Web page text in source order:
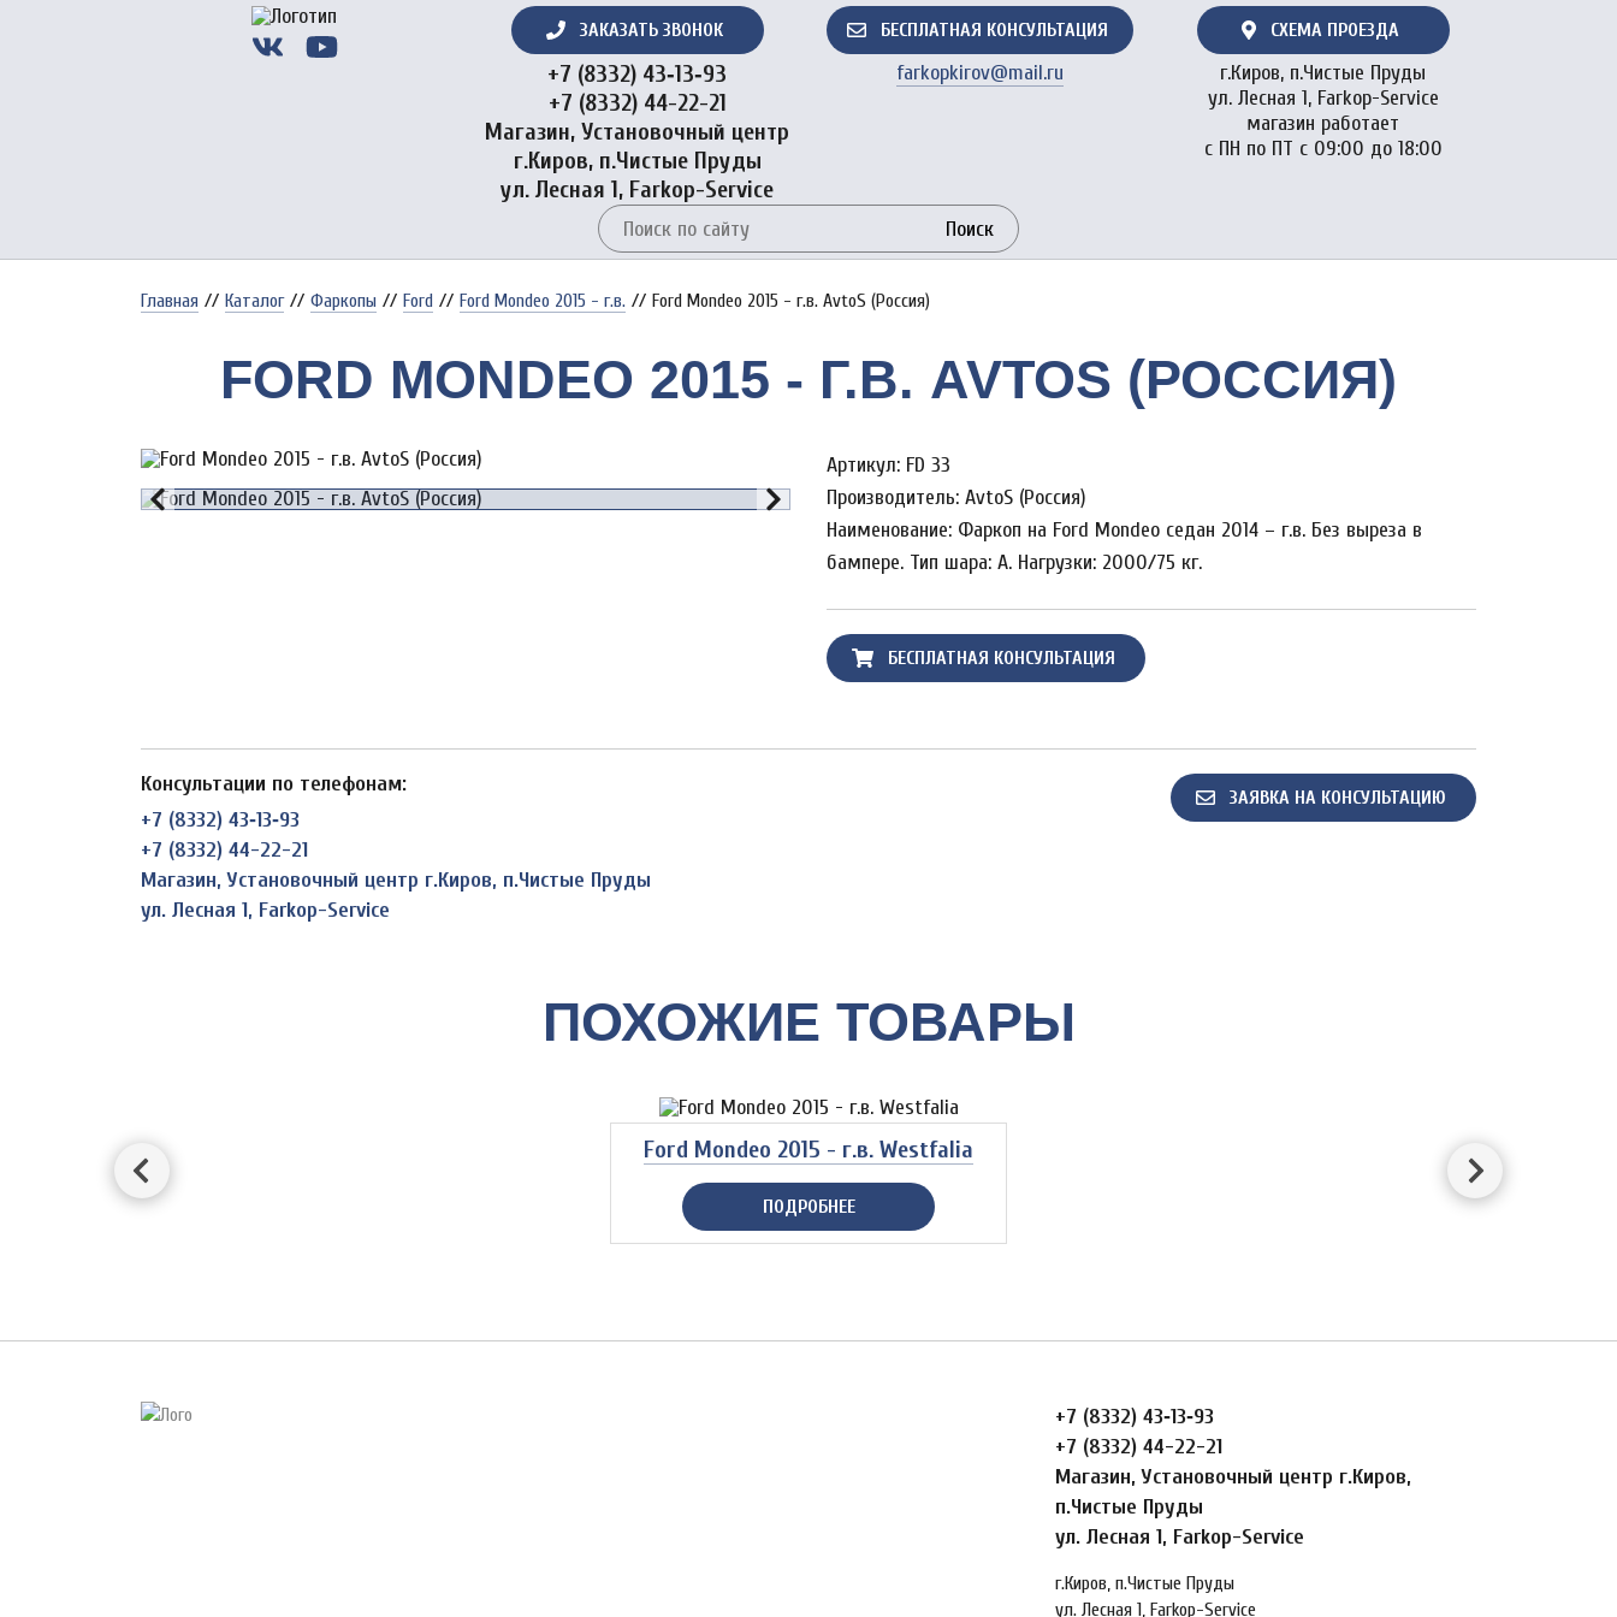
ЗАКАЗАТЬ ЗВОНОК
+7 (8332) 43‑13‑93
+7 (8332) 44-22-21
Магазин, Установочный центр
г.Киров, п.Чистые Пруды
ул. Лесная 1, Farkop-Service
БЕСПЛАТНАЯ КОНСУЛЬТАЦИЯ
farkopkirov@mail.ru
СХЕМА ПРОЕЗДА
г.Киров, п.Чистые Пруды
ул. Лесная 1, Farkop-Service
магазин работает
с ПН по ПТ с 09:00 до 18:00
Поиск
Главная // Каталог // Фаркопы // Ford // Ford Mondeo 2015 - г.в. // Ford Mondeo 2015 - г.в. AvtoS (Россия)
FORD MONDEO 2015 - Г.В. AVTOS (РОССИЯ)
Артикул: FD 33
Производитель: AvtoS (Россия)
Наименование: Фаркоп на Ford Mondeo седан 2014 – г.в. Без выреза в
бампере. Тип шара: A. Нагрузки: 2000/75 кг.
БЕСПЛАТНАЯ КОНСУЛЬТАЦИЯ
Консультации по телефонам:
+7 (8332) 43‑13‑93
+7 (8332) 44-22-21
Магазин, Установочный центр г.Киров, п.Чистые Пруды
ул. Лесная 1, Farkop-Service
ЗАЯВКА НА КОНСУЛЬТАЦИЮ
ПОХОЖИЕ ТОВАРЫ
Ford Mondeo 2015 - г.в. Westfalia
ПОДРОБНЕЕ
+7 (8332) 43‑13‑93
+7 (8332) 44-22-21
Магазин, Установочный центр г.Киров,
п.Чистые Пруды
ул. Лесная 1, Farkop-Service
г.Киров, п.Чистые Пруды
ул. Лесная 1, Farkop-Service